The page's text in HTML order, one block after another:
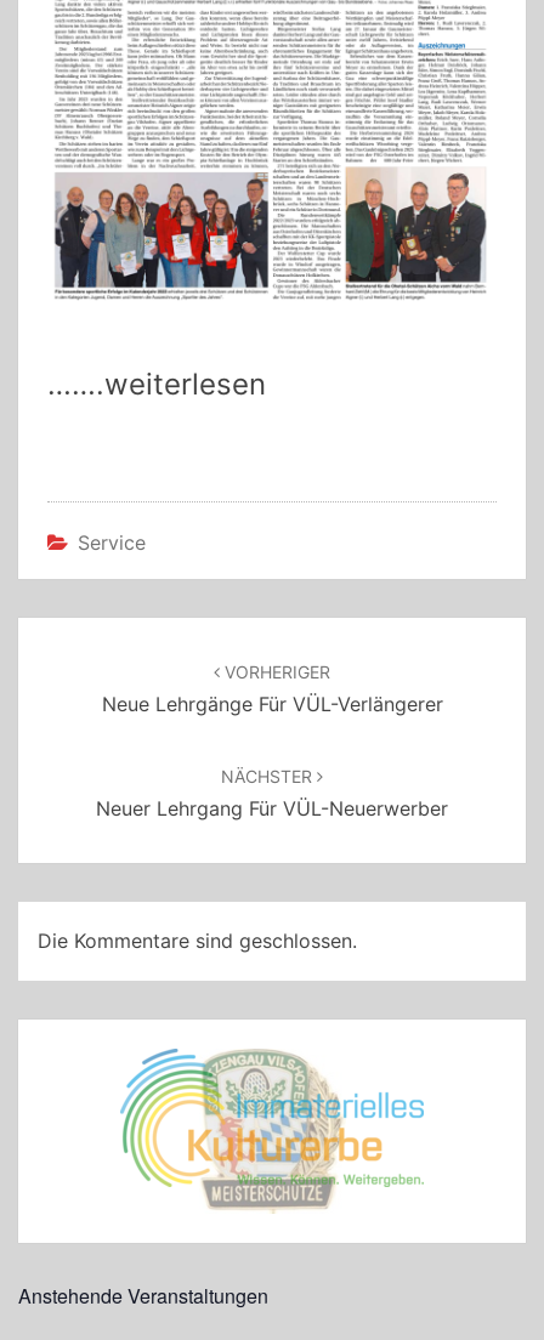
…….weiterlesen
Service
VORHERIGER
Neue Lehrgänge Für VÜL-Verlängerer
NÄCHSTER
Neuer Lehrgang Für VÜL-Neuerwerber
Die Kommentare sind geschlossen.
Anstehende Veranstaltungen